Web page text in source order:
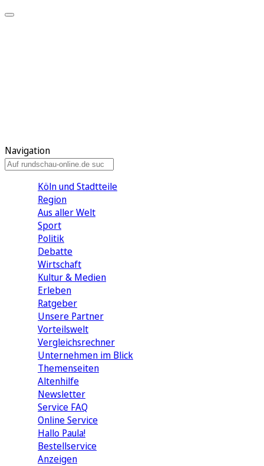
Navigation
Köln und Stadtteile
Region
Aus aller Welt
Sport
Politik
Debatte
Wirtschaft
Kultur & Medien
Erleben
Ratgeber
Unsere Partner
Vorteilswelt
Vergleichsrechner
Unternehmen im Blick
Themenseiten
Altenhilfe
Newsletter
Service FAQ
Online Service
Hallo Paula!
Bestellservice
Anzeigen